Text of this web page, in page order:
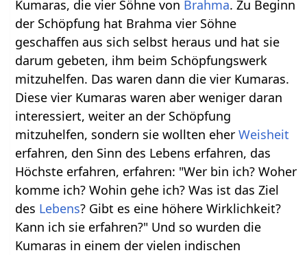
Kumaras, die vier Söhne von Brahma. Zu Beginn
der Schöpfung hat Brahma vier Söhne
geschaffen aus sich selbst heraus und hat sie
darum gebeten, ihm beim Schöpfungswerk
mitzuhelfen. Das waren dann die vier Kumaras.
Diese vier Kumaras waren aber weniger daran
interessiert, weiter an der Schöpfung
mitzuhelfen, sondern sie wollten eherWeisheit
erfahren, den Sinn des Lebens erfahren, das
Höchste erfahren, erfahren: "Wer bin ich? Woher
komme ich? Wohin gehe ich? Was ist das Ziel
des Lebens? Gibt es eine höhere Wirklichkeit?
Kann ich sie erfahren?" Und so wurden die
Kumaras in einem der vielen indischen